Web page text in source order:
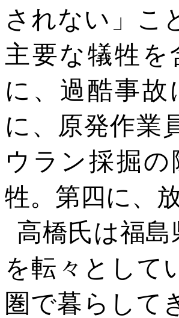
されない」こ
主要な犠牲
に、過酷事
に、原発作業
ウラン採掘
牲。第四に、
高橋氏は福
を転々として
圏で暮らして